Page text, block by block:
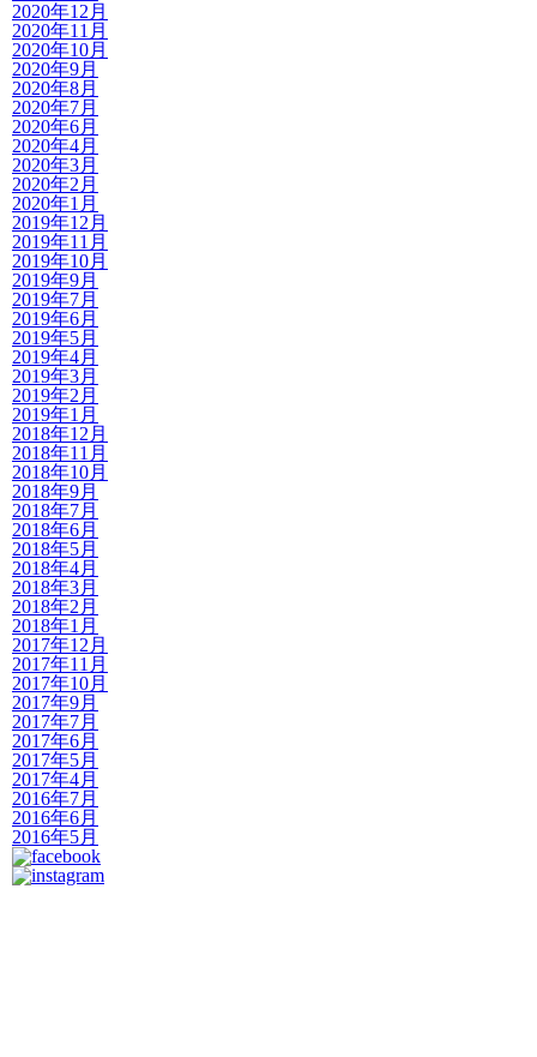
2020年12月
2020年11月
2020年10月
2020年9月
2020年8月
2020年7月
2020年6月
2020年4月
2020年3月
2020年2月
2020年1月
2019年12月
2019年11月
2019年10月
2019年9月
2019年7月
2019年6月
2019年5月
2019年4月
2019年3月
2019年2月
2019年1月
2018年12月
2018年11月
2018年10月
2018年9月
2018年7月
2018年6月
2018年5月
2018年4月
2018年3月
2018年2月
2018年1月
2017年12月
2017年11月
2017年10月
2017年9月
2017年7月
2017年6月
2017年5月
2017年4月
2016年7月
2016年6月
2016年5月